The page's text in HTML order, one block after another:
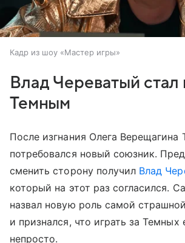
Кадр из шоу «Мастер игры»
Влад Череватый
Темным
После изгнания Олега Верещагина
потребовался новый союзник.
сменить сторону получил Влад
который на этот раз согласился.
назвал новую роль самой
и признался, что играть за Темных
непросто.